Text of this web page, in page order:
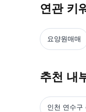
연관 키
요양원매매
추천 내
인천 연수구